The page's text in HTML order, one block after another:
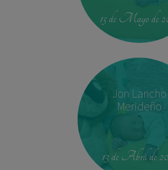
15 de Mayo de
Jon Lancho
Merideño
13 de Abril de